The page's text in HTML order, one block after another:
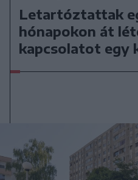
Letartóztattak
hónapokon át
kapcsolatot egy